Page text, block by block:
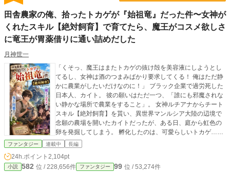
田舎農家の俺、拾ったトカゲが『始祖竜』だった件〜女神が
くれたスキル【絶対飼育】で育てたら、魔王がコスメ欲しさ
に竜王が胃薬借りに通い詰めだした
月神世一
「くそっ、魔王はまたトカゲの抜け殻を美容液にしようとし
てるし、女神は酒のつまみばかり要求してくる！ 俺はただ静
かに農業がしたいだけなのに！」 ブラック企業で過労死した
日本人、カイト。 彼の願いはただ一つ、「誰にも邪魔されな
い静かな場所で農業をすること」。 女神ルチアナからチート
スキル【絶対飼育】を貰い、異世界マンルシア大陸の辺境で
念願の農場を開いたカイトだったが、ある日、庭から虹色の
卵を発掘してしまう。 孵化したのは、可愛らしいトカゲ……
ではなく、神話の時代に世界を滅亡させた『始祖竜』の幼体
その破壊神を「ポチ」と名付けたペットとして完璧に飼い慣
らしてしまう。 ポチのくしゃみ一発で、敵の軍勢は老衰で塵
ファンタジー 連載中 長編
24h.ポイント 2,104pt
小説 582 位 / 228,656件 ファンタジー 99 位 / 53,274件